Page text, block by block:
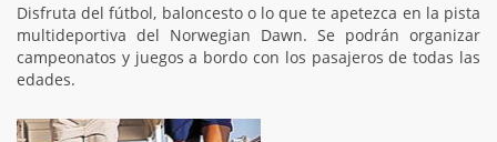
Disfruta del fútbol, baloncesto o lo que te apetezca en la pista
multideportiva del Norwegian Dawn. Se podrán organizar
campeonatos y juegos a bordo con los pasajeros de todas las
edades.